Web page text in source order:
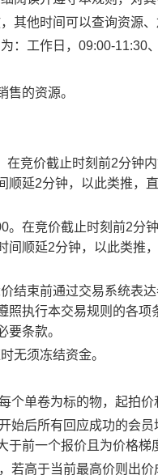
其他时间可以查询资源
：工作日，09:00-11:30
售的资源。
在竞价截止时刻前2分钟
顺延2分钟，以此类推，
。在竞价截止时刻前2分
间顺延2分钟，以此类推
结束前通过交易系统表
照执行本交易规则的各
要条款。
无须冻结资金。
个单卷为标的物，起拍
始后所有回应成功的会
于前一个报价且为价格
若高于当前最高价则出